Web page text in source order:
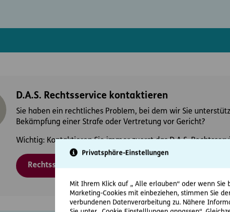
Privatsphäre-Einstellungen
Mit Ihrem Klick auf „ Alle erlauben“ oder wenn Sie
Marketing-Cookies mit einbeziehen, stimmen Sie
verbundenen Datenverarbeitung zu. Nähere
D.A.S. Rechtsservice kontaktieren
Sie haben ein rechtliches Problem, bei dem wir Sie
Bekämpfung einer Strafe oder Vertretung vor Gericht?
Wichtig: Kontaktieren Sie immer zuerst das D.A.S.
Rechtsschutzfall melden